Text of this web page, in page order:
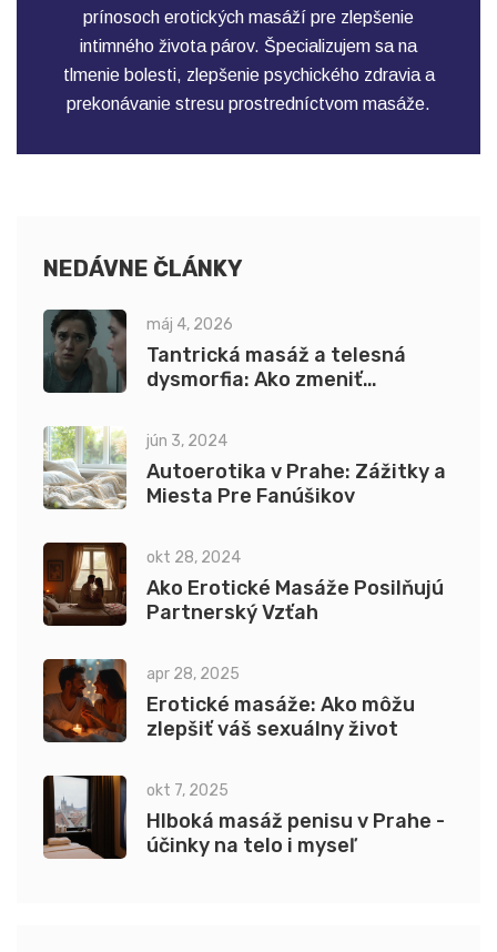
prínosoch erotických masáží pre zlepšenie
intimného života párov. Špecializujem sa na
tlmenie bolesti, zlepšenie psychického zdravia a
prekonávanie stresu prostredníctvom masáže.
NEDÁVNE ČLÁNKY
máj 4, 2026
Tantrická masáž a telesná
dysmorfia: Ako zmeniť
jún 3, 2024
Autoerotika v Prahe: Zážitky a
Miesta Pre Fanúšikov
okt 28, 2024
Ako Erotické Masáže Posilňujú
Partnerský Vzťah
apr 28, 2025
Erotické masáže: Ako môžu
zlepšiť váš sexuálny život
okt 7, 2025
Hlboká masáž penisu v Prahe -
účinky na telo i myseľ